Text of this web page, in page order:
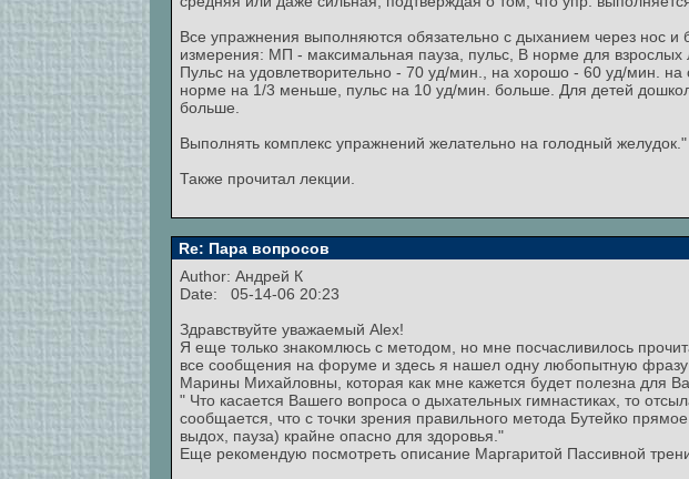
Все упражнения выполняются обязательно с дыханием через нос
измерения: МП - максимальная пауза, пульс, В норме для
Пульс на удовлетворительно - 70 уд/мин., на хорошо - 60 уд/мин.
норме на 1/3 меньше, пульс на 10 уд/мин. больше. Для детей
больше.
Выполнять комплекс упражнений желательно на голодный желудок."
Также прочитал лекции.
Re: Пара вопросов
Author: Андрей К
Date: 05-14-06 20:23
Здравствуйте уважаемый Alex!
Я еще только знакомлюсь с методом, но мне посчасливилось
все сообщения на форуме и здесь я нашел одну любопытную фразу
Марины Михайловны, которая как мне кажется будет полезна для
" Что касается Вашего вопроса о дыхательных гимнастиках, то
сообщается, что с точки зрения правильного метода Бутейко
выдох, пауза) крайне опасно для здоровья."
Еще рекомендую посмотреть описание Маргаритой Пассивной